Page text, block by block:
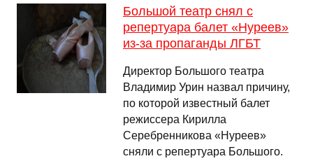
Большой театр снял с
репертуара балет «Нуреев»
из-за пропаганды ЛГБТ
Директор Большого театра
Владимир Урин назвал причину,
по которой известный балет
режиссера Кирилла
Серебренникова «Нуреев»
сняли с репертуара Большого.